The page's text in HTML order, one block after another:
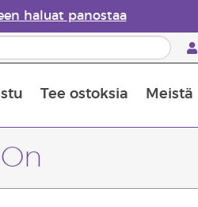
haluat panostaa
Tee ostoksia Meistä